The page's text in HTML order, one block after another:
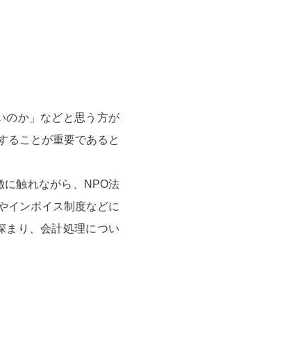
のか」などと思う方が
ることが重要であると
に触れながら、NPO法
インボイス制度などに
まり、会計処理につい